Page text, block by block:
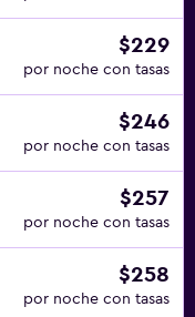
$229
por noche con tasas
$246
por noche con tasas
$257
por noche con tasas
$258
por noche con tasas